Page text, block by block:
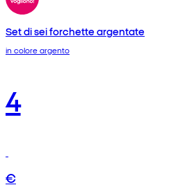
Set di sei forchette argentate
in colore argento
4
€